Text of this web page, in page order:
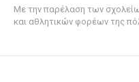
Με την παρέλαση των
και αθλητικών φορέων της